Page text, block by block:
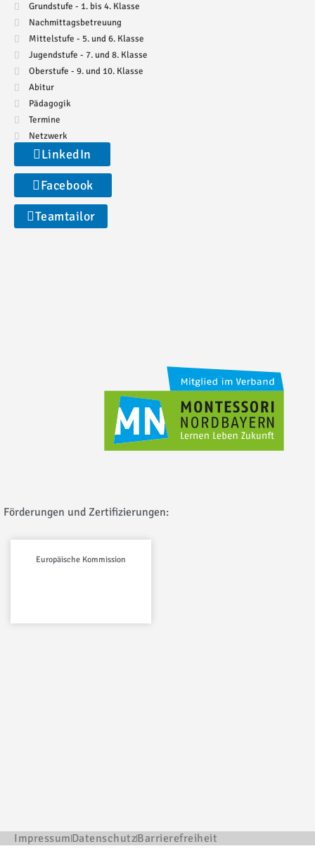
Grundstufe - 1. bis 4. Klasse
Nachmittagsbetreuung
Mittelstufe - 5. und 6. Klasse
Jugendstufe - 7. und 8. Klasse
Oberstufe - 9. und 10. Klasse
Abitur
Pädagogik
Termine
Netzwerk
LinkedIn
Facebook
Teamtailor
Förderungen und Zertifizierungen:
Europäische Kommission
ImpressumDatenschutzBarrierefreiheit